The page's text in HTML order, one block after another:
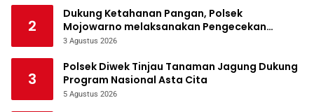
2
Dukung Ketahanan Pangan, Polsek
Mojowarno melaksanakan Pengecekan
Tanaman Jagung
3 Agustus 2026
3
Polsek Diwek Tinjau Tanaman Jagung Dukung
Program Nasional Asta Cita
5 Agustus 2026